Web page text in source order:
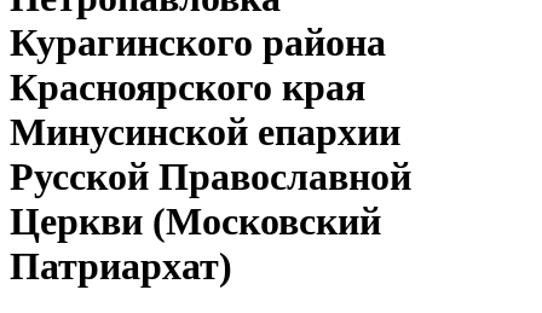
Курагинского района
Красноярского края
Минусинской епархии
Русской Православной
Церкви (Московский
Патриархат)